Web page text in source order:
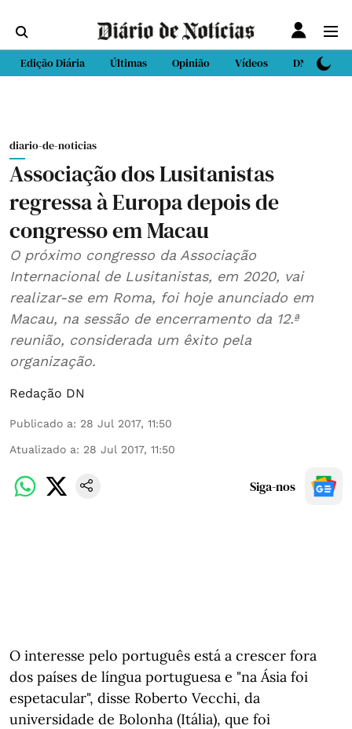
Edição Diária Últimas Opinião Vídeos DN Sport
diario-de-noticias
Associação dos Lusitanistas
regressa à Europa depois de
congresso em Macau
O próximo congresso da Associação
Internacional de Lusitanistas, em 2020, vai
realizar-se em Roma, foi hoje anunciado em
Macau, na sessão de encerramento da 12.ª
reunião, considerada um êxito pela
organização.
Redação DN
Publicado a: 28 Jul 2017, 11:50
Atualizado a: 28 Jul 2017, 11:50
Siga-nos
O interesse pelo português está a crescer fora
dos países de língua portuguesa e "na Ásia foi
espetacular", disse Roberto Vecchi, da
universidade de Bolonha (Itália), que foi